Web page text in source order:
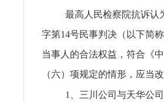
最高人民检察院抗诉认
字第14号民事判决（以下简
当事人的合法权益，符合《
（六）项规定的情形，应当改
1、三川公司与天华公